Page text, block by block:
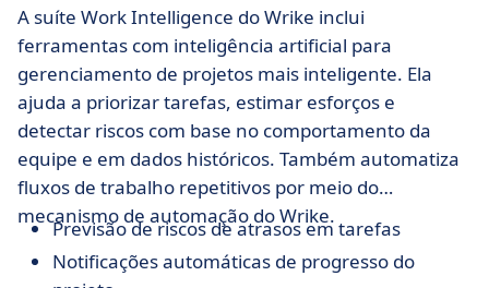
A suíte Work Intelligence do Wrike inclui
ferramentas com inteligência artificial para
gerenciamento de projetos mais inteligente. Ela
ajuda a priorizar tarefas, estimar esforços e
detectar riscos com base no comportamento da
equipe e em dados históricos. Também automatiza
fluxos de trabalho repetitivos por meio do
mecanismo de automação do Wrike.
Previsão de riscos de atrasos em tarefas
Notificações automáticas de progresso do